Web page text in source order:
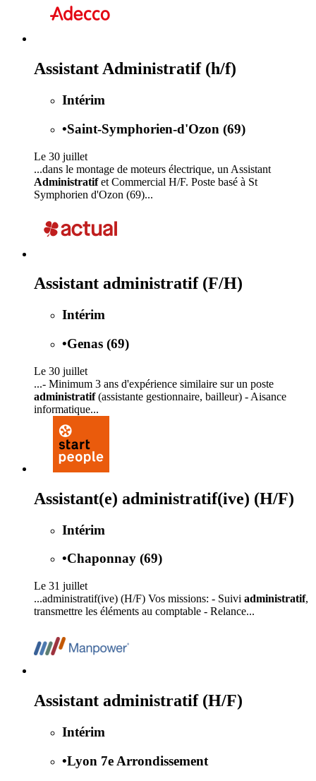
Assistant Administratif (h/f)
Intérim
•Saint-Symphorien-d'Ozon (69)
Le 30 juillet
...dans le montage de moteurs électrique, un Assistant
Administratifet Commercial H/F. Poste basé à St
Symphorien d'Ozon (69)...
Assistant administratif (F/H)
Intérim
•Genas (69)
Le 30 juillet
...- Minimum 3 ans d'expérience similaire sur un poste
administratif(assistante gestionnaire, bailleur) - Aisance
informatique...
Assistant(e) administratif(ive) (H/F)
Intérim
•Chaponnay (69)
Le 31 juillet
...administratif(ive) (H/F) Vos missions: - Suivi administratif,
transmettre les éléments au comptable - Relance...
Assistant administratif (H/F)
Intérim
•Lyon 7e Arrondissement